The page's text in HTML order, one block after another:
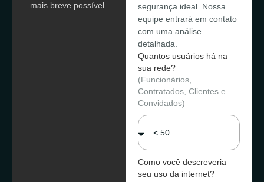
mais breve possível.
segurança ideal. Nossa
equipe entrará em contato
com uma análise
detalhada.
Quantos usuários há na
sua rede?
(Funcionários,
Contratados, Clientes e
Convidados)
Como você descreveria
seu uso da internet?